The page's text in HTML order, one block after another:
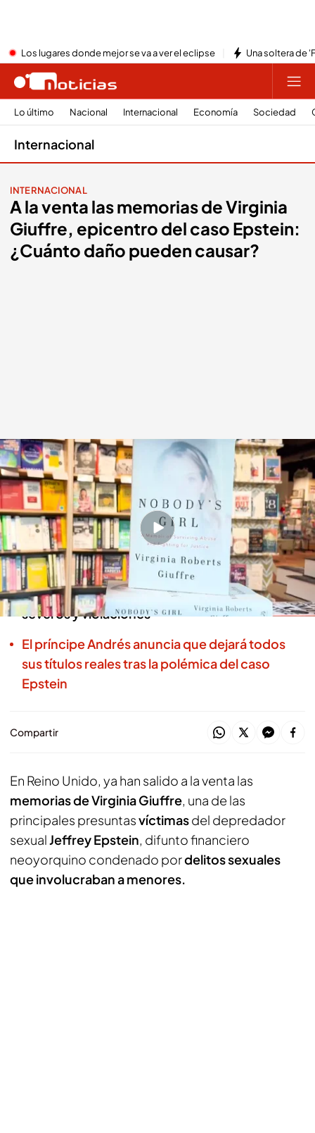
Los lugares donde mejor se va a ver el eclipse Una soltera de
Lo último Nacional Internacional Economía Sociedad
Internacional
INTERNACIONAL
A la venta las memorias de Virginia
Giuffre, epicentro del caso Epstein:
¿Cuánto daño pueden causar?
"Nobody's girl", título y portada del nuevo libro de Virginia Giuffre.
Redacción digital Noticias Cuatro
Redacción digital Noticias Cuatro
Londres, 21 OCT 2025 - 20:03h.
Virginia Giuffre: "Sé de monstruos. De niña
sufrí casi todo tipo de abusos: incesto,
negligencia parental, castigos corporales
severos y violaciones"
El príncipe Andrés anuncia que dejará todos
sus títulos reales tras la polémica del caso
Epstein
Compartir
En Reino Unido, ya han salido a la venta las
memorias de Virginia Giuffre, una de las
principales presuntasvíctimasdel depredador
sexualJeffrey Epstein, difunto financiero
neoyorquino condenado pordelitos sexuales
que involucraban a menores.